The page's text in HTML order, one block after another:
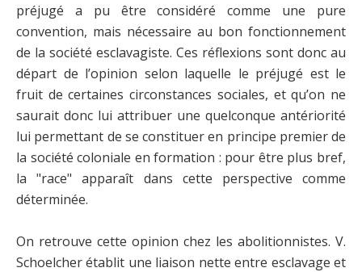
préjugé a pu être considéré comme une pure
convention, mais nécessaire au bon fonctionnement
de la société esclavagiste. Ces réflexions sont donc au
départ de l’opinion selon laquelle le préjugé est le
fruit de certaines circonstances sociales, et qu’on ne
saurait donc lui attribuer une quelconque antériorité
lui permettant de se constituer en principe premier de
la société coloniale en formation : pour être plus bref,
la "race" apparaît dans cette perspective comme
déterminée.
On retrouve cette opinion chez les abolitionnistes. V.
Schoelcher établit une liaison nette entre esclavage et